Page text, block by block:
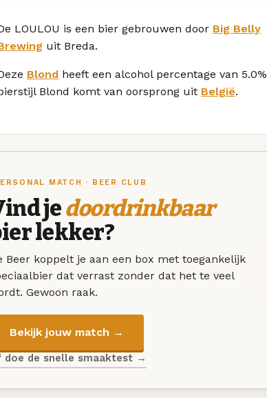
LOULOU is een bier gebrouwen door Big Belly
uit Breda.
Blond heeft een alcohol percentage van
Blond komt van oorsprong uit België.
MATCH · BEER CLUB
jedoordrinkbaar
lekker?
Beer koppelt je aan een box met toegankelijk
dat verrast zonder dat het te veel
Gewoon raak.
Bekijk jouw match →
doe de snelle smaaktest →